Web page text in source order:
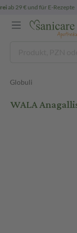
Globuli
WALA